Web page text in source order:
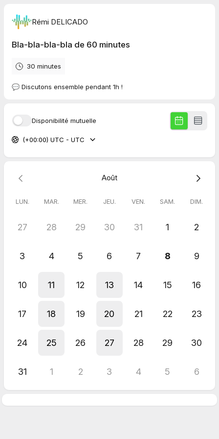
Rémi DELICADO
Bla-bla-bla-bla de 60 minutes
30 minutes
💬 Discutons ensemble pendant 1h !
Disponibilité mutuelle
(+00:00) UTC - UTC
Août
LUN. MAR. MER. JEU. VEN. SAM. DIM.
27 28 29 30 31 1 2
3 4 5 6 7 8 9
10 11 12 13 14 15 16
17 18 19 20 21 22 23
24 25 26 27 28 29 30
31 1 2 3 4 5 6